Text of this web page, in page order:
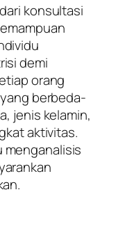
konsultasi
demi
orang
berbeda-
jenis kelamin,
aktivitas.